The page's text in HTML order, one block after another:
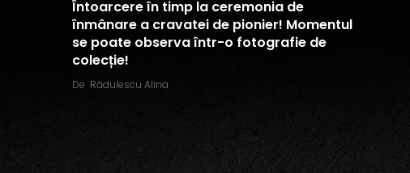
Întoarcere în timp la ceremonia de
înmânare a cravatei de pionier! Momentul
se poate observa într-o fotografie de
colecție!
De Rădulescu Alina